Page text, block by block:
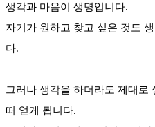
생각과 마음이 생명입니다.
자기가 원하고 찾고 싶은 것도
다.
그러나 생각을 하더라도 제대로
떠 얻게 됩니다.